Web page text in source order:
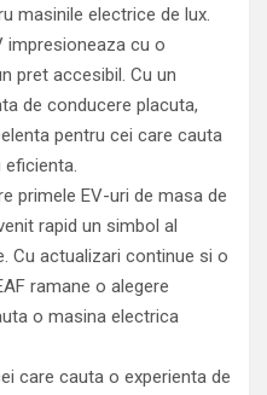
masinile electrice de lux.
impresioneaza cu o
pret accesibil. Cu un
de conducere placuta,
pentru cei care cauta
primele EV-uri de masa de
rapid un simbol al
Cu actualizari continue si o
ramane o alegere
o masina electrica
care cauta o experienta de